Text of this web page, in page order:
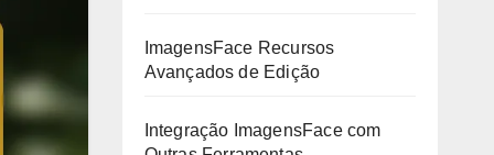
ImagensFace Recursos
Avançados de Edição
Integração ImagensFace com